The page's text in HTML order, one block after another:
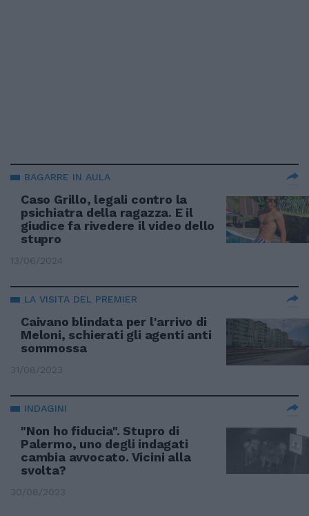
BAGARRE IN AULA
Caso Grillo, legali contro la
psichiatra della ragazza. E il
giudice fa rivedere il video dello
stupro
13/06/2024
LA VISITA DEL PREMIER
Caivano blindata per l'arrivo di
Meloni, schierati gli agenti anti
sommossa
31/08/2023
INDAGINI
"Non ho fiducia". Stupro di
Palermo, uno degli indagati
cambia avvocato. Vicini alla
svolta?
30/08/2023